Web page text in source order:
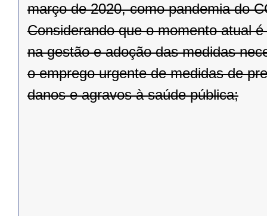
março de 2020, como pandemia do
Considerando que o momento atual
na gestão e adoção das medidas
o emprego urgente de medidas de
danos e agravos à saúde pública;